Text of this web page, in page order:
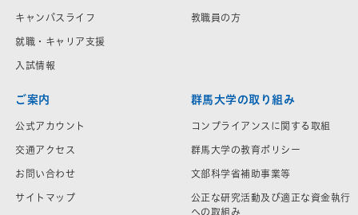
キャンパスライフ
就職・キャリア支援
入試情報
教職員の方
ご案内
公式アカウント
交通アクセス
お問い合わせ
サイトマップ
群馬大学の取り組み
コンプライアンスに関する取組
群馬大学の教育ポリシー
文部科学省補助事業等
公正な研究活動及び適正な資金執行
への取組み